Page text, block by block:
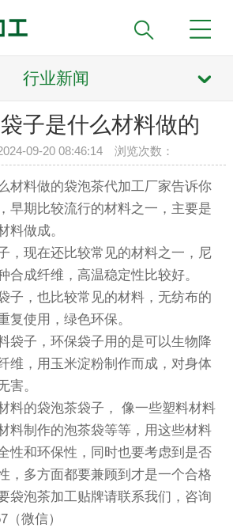
行业新闻
子是什么材料做的
09-20 08:46:14 浏览次数：
材料做的袋泡茶代加工厂家告诉你
早期比较流行的材料之一，主要是
料做成。
，现在还比较常见的材料之一，尼
合成纤维，高温稳定性比较好。
子，也比较常见的材料，无纺布的
复使用，绿色环保。
袋子，环保袋子用的是可以生物降
维，用玉米淀粉制作而成，对身体
害。
料的袋泡茶袋子， 像一些塑料材料
料制作的泡茶袋等等，用这些材料
性和环保性，同时也要考虑到是否
，多方面都要兼顾到才是一个合格
袋泡茶加工贴牌请联系我们，咨询
（微信）